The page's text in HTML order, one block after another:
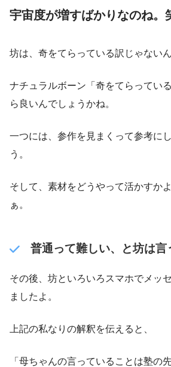
宇宙度が増すばかりなのね。
坊は、奇をてらっている訳じゃないん
ナチュラルボーン「奇をてらってい
ら良いんでしょうかね。
一つには、参作を見まくって参考に
う。
そして、素材をどうやって活かすか
ぁ。
普通って難しい、と坊は言
その後、坊といろいろスマホでメッ
ましたよ。
上記の私なりの解釈を伝えると、
「母ちゃんの言っていることは塾の